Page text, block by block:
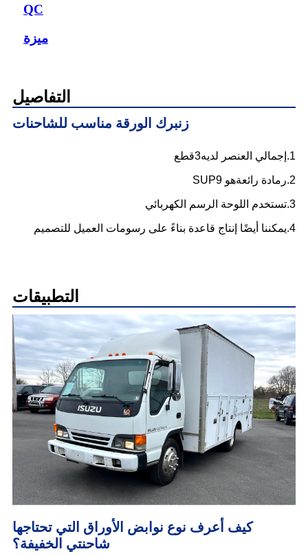
QC
ميزة
التفاصيل
زنبرك الورقة مناسب للشاحنات
1. إجمالي العنصر لديه3قطع
2.ر مادة رائعةهو SUP9
3. تستخدم اللوحة الرسم الكهربائي
4. يمكننا أيضًا إنتاج قاعدة بناءً على رسومات العميل للتصميم
التطبيقات
كيف أعرف نوع نوابض الأوراق التي تحتاجها
شاحنتي الخفيفة؟